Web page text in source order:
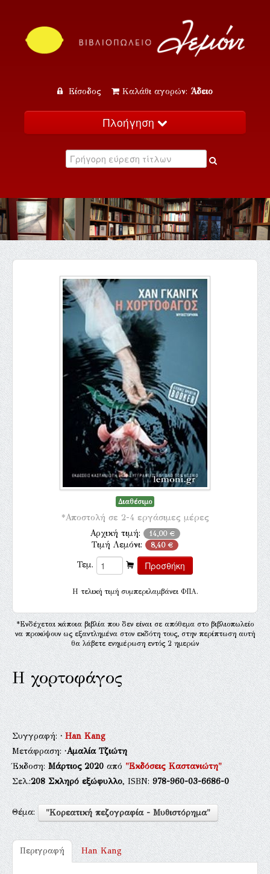
Είσοδος Καλάθι αγορών: Άδειο
Πλοήγηση
Κατάλογος
Εκδηλώσεις
Επικοινωνία
Διαθέσιμο
*Αποστολή σε 2-4 εργάσιμες μέρες
Αρχική τιμή: 14,00 €
Τιμή Λεμόνι: 8,40 €
Τεμ.
H τελική τιμή συμπεριλαμβάνει ΦΠΑ.
*Ενδέχεται κάποια βιβλία που δεν είναι σε απόθεμα στο βιβλιοπωλείο
να προκύψουν ως εξαντλημένα στον εκδότη τους, στην περίπτωση αυτή
θα λάβετε ενημέρωση εντός 2 ημερών
Η χορτοφάγος
Συγγραφή:·Han Kang
Μετάφραση:·Αμαλία Τζιώτη
Έκδοση:Μάρτιος 2020από"Εκδόσεις Καστανιώτη"
Σελ.:208 Σκληρό εξώφυλλο, ISBN:978-960-03-6686-0
Θέμα: "Κορεατική πεζογραφία - Μυθιστόρημα"
Περιγραφή Han Kang